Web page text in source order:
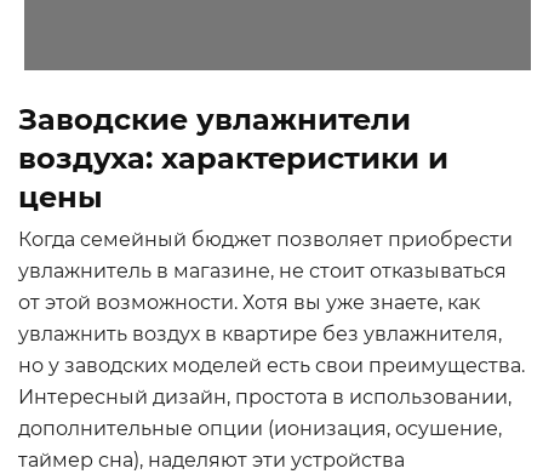
Заводские увлажнители
воздуха: характеристики и
цены
Когда семейный бюджет позволяет приобрести
увлажнитель в магазине, не стоит отказываться
от этой возможности. Хотя вы уже знаете, как
увлажнить воздух в квартире без увлажнителя,
но у заводских моделей есть свои преимущества.
Интересный дизайн, простота в использовании,
дополнительные опции (ионизация, осушение,
таймер сна), наделяют эти устройства